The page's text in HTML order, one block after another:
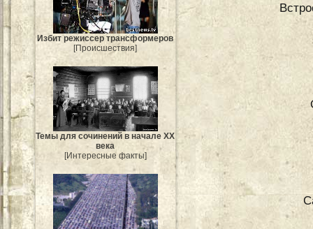
Избит режиссер трансформеров
[Происшествия]
Темы для сочинений в начале XX
века
[Интересные факты]